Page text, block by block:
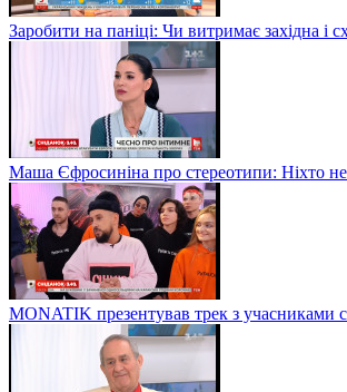
Заробити на паніці: Чи витримає західна і
Маша Єфросиніна про стереотипи: Ніхто
MONATIK презентував трек з учасниками